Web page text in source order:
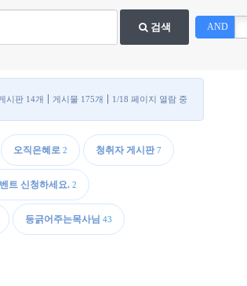
검색 AND
시판 14개 게시물 175개 1/18 페이지 열람 중
오직은혜로 2 청취자 게시판 7
트 신청하세요. 2
등긁어주는목사님 43